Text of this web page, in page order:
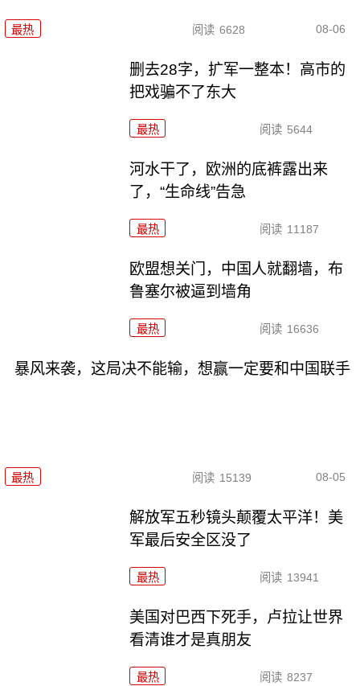
最热 阅读 6628 08-06
删去28字，扩军一整本！高市的
把戏骗不了东大
最热 阅读 5644
河水干了，欧洲的底裤露出来
了，“生命线”告急
最热 阅读 11187
欧盟想关门，中国人就翻墙，布
鲁塞尔被逼到墙角
最热 阅读 16636
暴风来袭，这局决不能输，想赢一定要和中国联手
最热 阅读 15139 08-05
解放军五秒镜头颠覆太平洋！美
军最后安全区没了
最热 阅读 13941
美国对巴西下死手，卢拉让世界
看清谁才是真朋友
最热 阅读 8237